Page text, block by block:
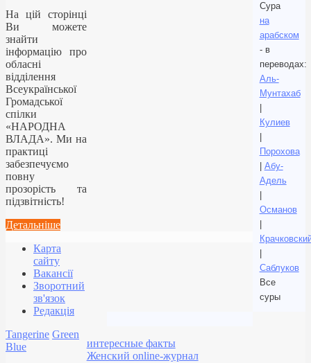
Сура
на
арабском
- в
переводах:
Аль-
Мунтахаб
Кулиев
Порохова
Абу-
Адель
Османов
Саблуков
Все
суры
интересные факты
Женский online-журнал
На цій сторінці
Ви можете
знайти
інформацію про
обласні
відділення
Всеукраїнської
Громадської
спілки
«НАРОДНА
ВЛАДА». Ми на
практиці
забезпечуємо
повну
прозорість та
підзвітність!
Детальніше
Карта
сайту
Вакансії
Зворотний
зв'язок
Редакція
Tangerine Green
Blue